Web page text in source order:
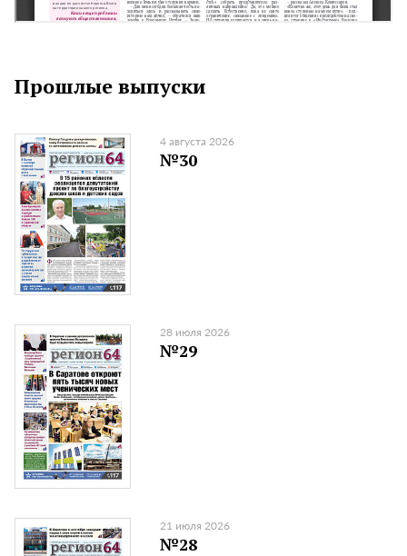
Прошлые выпуски
4 августа 2026
№30
28 июля 2026
№29
21 июля 2026
№28